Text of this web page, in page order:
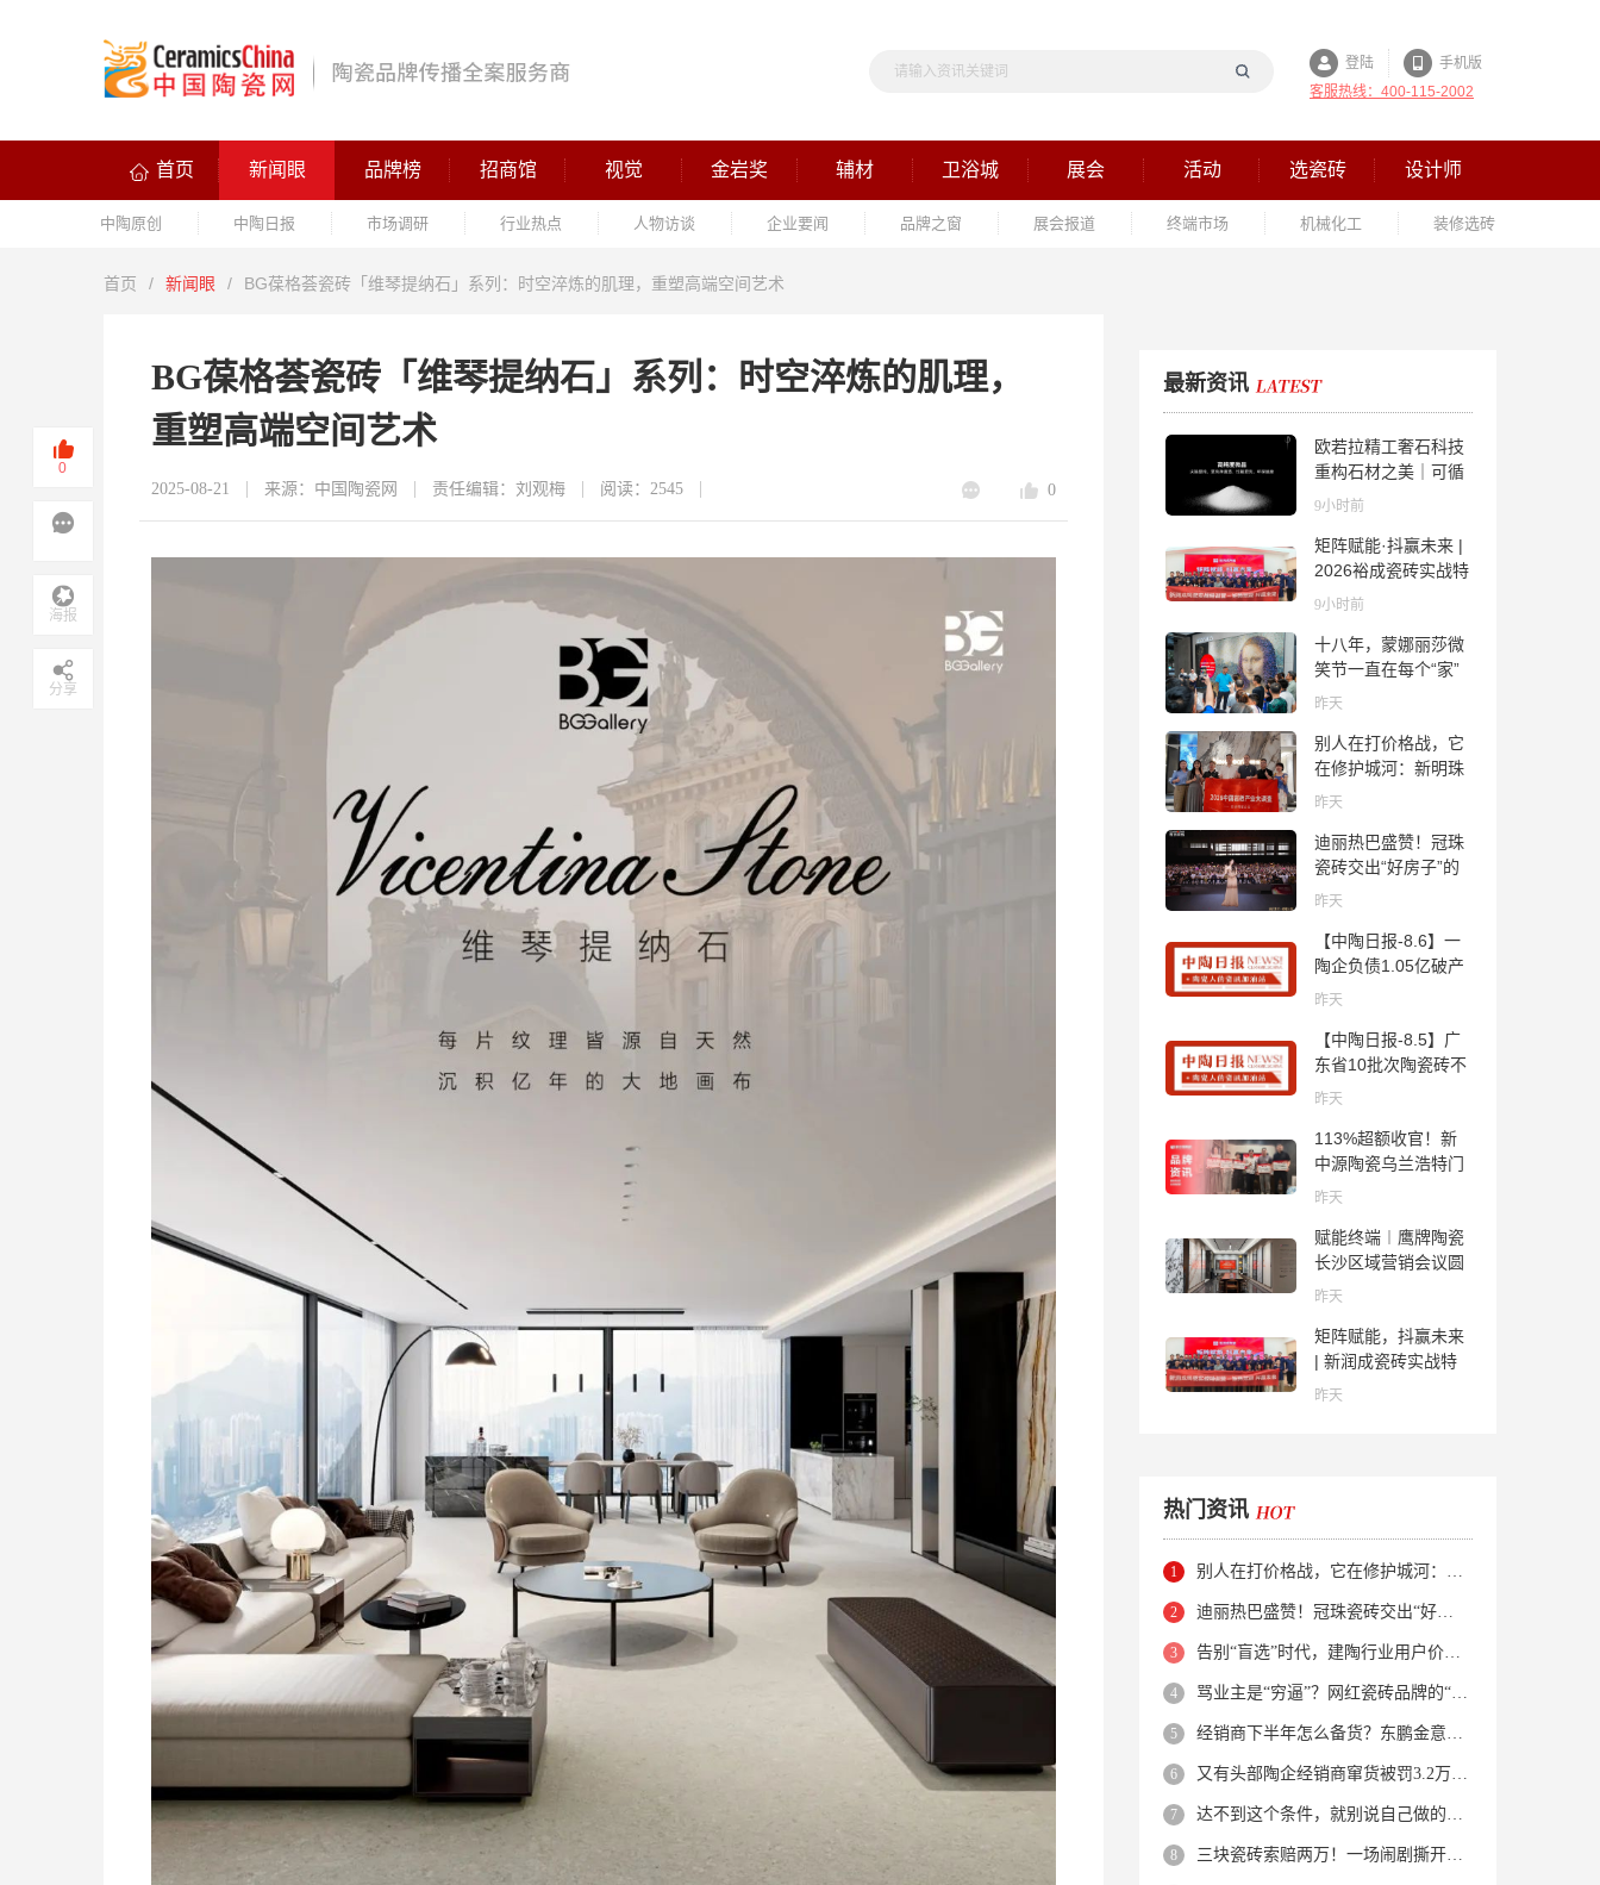
登陆
手机版
客服热线：400-115-2002
首页 新闻眼 品牌榜 招商馆 视觉 金岩奖 辅材 卫浴城 展会 活动 选瓷砖 设计师
中陶原创 中陶日报 市场调研 行业热点 人物访谈 企业要闻 品牌之窗 展会报道 终端市场 机械化工 装修选砖
首页 / 新闻眼 / BG葆格荟瓷砖「维琴提纳石」系列：时空淬炼的肌理，重塑高端空间艺术
BG葆格荟瓷砖「维琴提纳石」系列：时空淬炼的肌理，
重塑高端空间艺术
2025-08-21 来源：中国陶瓷网 责任编辑：刘观梅 阅读：2545 0
最新资讯
欧若拉精工奢石科技
重构石材之美｜可循
环高纯度微晶，重新
9小时前
矩阵赋能·抖赢未来 |
2026裕成瓷砖实战特
训营圆满收官
9小时前
十八年，蒙娜丽莎微
笑节一直在每个“家”
的故事里
昨天
别人在打价格战，它
在修护城河：新明珠
岩板的逆势密码
昨天
迪丽热巴盛赞！冠珠
瓷砖交出“好房子”的
标准答卷
昨天
【中陶日报-8.6】一
陶企负债1.05亿破产
清算；东鹏拟延长基
开展建陶行业能效领
跑者企业推荐工作
昨天
【中陶日报-8.5】广
东省10批次陶瓷砖不
合格；科达购买特福
过；蒙娜丽莎5千万
回购股份；建霖家居
海外产能突破18亿元
昨天
113%超额收官！新
中源陶瓷乌兰浩特门
店周年活动圆满落幕
昨天
赋能终端︱鹰牌陶瓷
长沙区域营销会议圆
满举行，共探渠道拓
昨天
矩阵赋能，抖赢未来
| 新润成瓷砖实战特
训营成功举办，吹响
昨天
热门资讯
别人在打价格战，它在修护城河：新明珠岩板的逆势密码
迪丽热巴盛赞！冠珠瓷砖交出“好房子”的标准答卷
告别“盲选”时代，建陶行业用户价值正在被改写！
骂业主是“穷逼”？网红瓷砖品牌的“真实面目”被揭开了！
经销商下半年怎么备货？东鹏金意陶马可波罗等10大品牌集体亮剑
又有头部陶企经销商窜货被罚3.2万！品牌区域保护岌岌可危？
达不到这个条件，就别说自己做的是质感砖！
三块瓷砖索赔两万！一场闹剧撕开了装修“碰瓷”的遮羞布
0
海报
分享